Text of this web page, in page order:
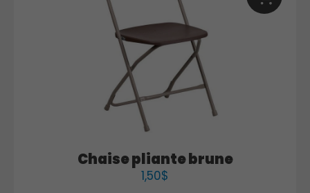
Chaise pliante brune
1,50$